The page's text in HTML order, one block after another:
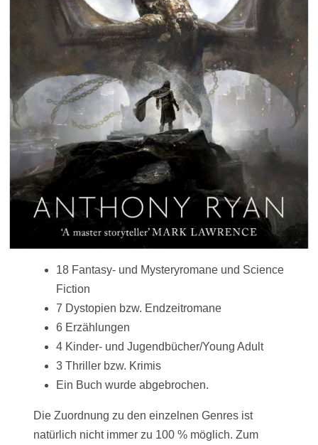
18 Fantasy- und Mysteryromane und Science
Fiction
7 Dystopien bzw. Endzeitromane
6 Erzählungen
4 Kinder- und Jugendbücher/Young Adult
3 Thriller bzw. Krimis
Ein Buch wurde abgebrochen.
Die Zuordnung zu den einzelnen Genres ist
natürlich nicht immer zu 100 % möglich. Zum